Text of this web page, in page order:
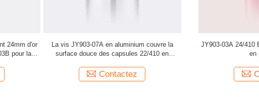
JY903-03A 24/410 Bouchons de bouteille Vis
en plastique
Contactez
JY902-05 28/415 Swing Top
Fermeture standard Design
Contactez